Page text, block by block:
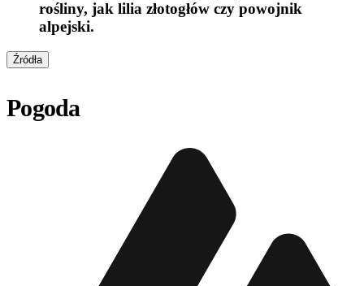
rośliny, jak lilia złotogłów czy powojnik
alpejski.
Źródła
Pogoda